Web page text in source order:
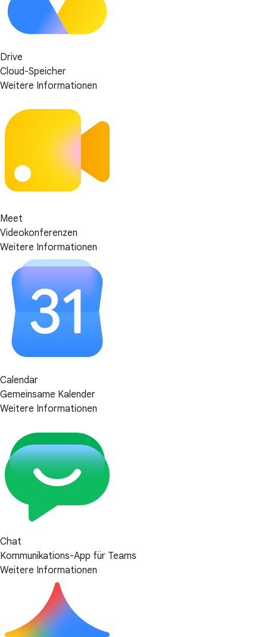
Drive
Cloud-Speicher
Weitere Informationen
Meet
Videokonferenzen
Weitere Informationen
Calendar
Gemeinsame Kalender
Weitere Informationen
Chat
Kommunikations-App für Teams
Weitere Informationen